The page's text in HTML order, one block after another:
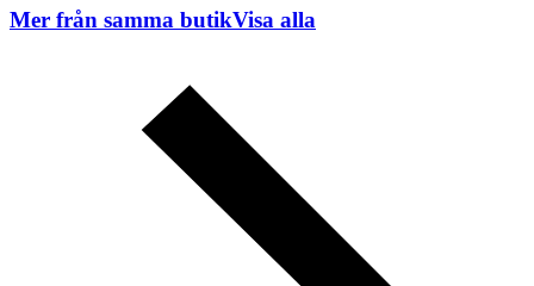
Mer från samma butikVisa alla